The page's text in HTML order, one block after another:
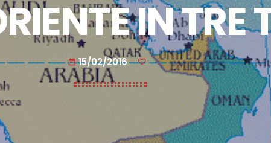
IN TRE
today 15/02/2016